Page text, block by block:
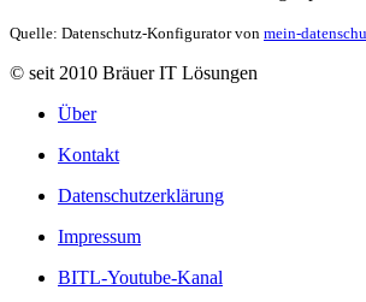
Quelle: Datenschutz-Konfigurator von mein-
© seit 2010 Bräuer IT Lösungen
Über
Kontakt
Datenschutzerklärung
Impressum
BITL-Youtube-Kanal